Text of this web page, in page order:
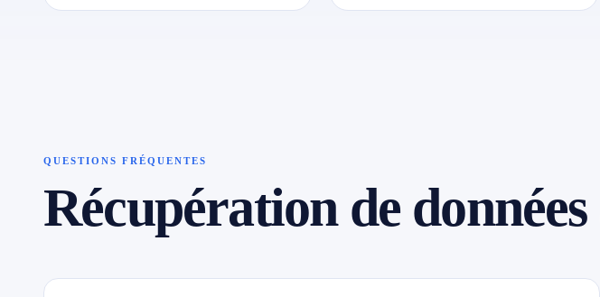
QUESTIONS FRÉQUENTES
Récupération de données